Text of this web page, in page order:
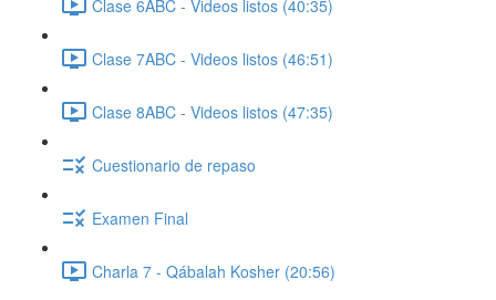
Clase 6ABC - Videos listos (40:35)
Clase 7ABC - Videos listos (46:51)
Clase 8ABC - Videos listos (47:35)
Cuestionario de repaso
Examen Final
Charla 7 - Qábalah Kosher (20:56)